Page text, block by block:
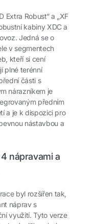
Extra Robust“ a „XF
kabiny XDC a
Jedná se o
v segmentech
kteří si cení
plné terénní
části s
nárazníkem je
předním
a je k dispozici pro
nástavbou a
nápravami a
byl rozšířen tak,
náprav s
využití. Tyto verze